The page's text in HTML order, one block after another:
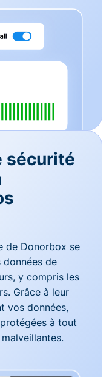
sécurité
de Donorbox se
de
y compris les
Grâce à leur
vos données,
à tout